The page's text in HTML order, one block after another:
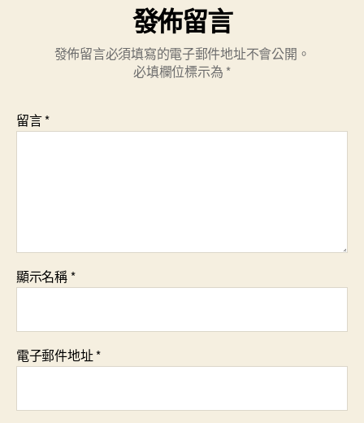
發佈留言
發佈留言必須填寫的電子郵件地址不會公開。
必填欄位標示為 *
留言*
顯示名稱*
電子郵件地址*